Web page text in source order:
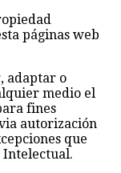
páginas web
adaptar o
medio el
fines
autorización
que
Intelectual.